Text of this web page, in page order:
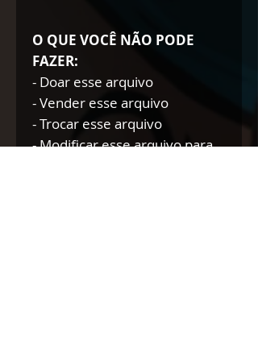
O QUE VOCÊ NÃO PODE
FAZER:
- Doar esse arquivo
- Vender esse arquivo
- Trocar esse arquivo
- Modificar esse arquivo para